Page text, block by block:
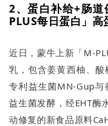
2、蛋白补给+肠
PLUS每日蛋白」
近日，蒙牛上新「M-
乳，包含姜黄西柚、
专利益生菌MN-Gup
益生菌发酵，经EHT酶
动修复的新食品原料